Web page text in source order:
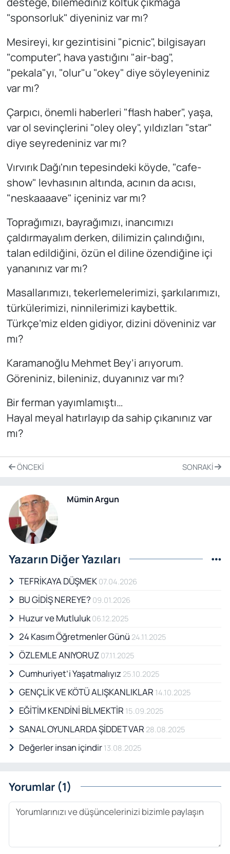
"sponsorluk" diyeniniz var mı?
Mesireyi, kır gezintisini "picnic", bilgisayarı
"computer", hava yastığını "air-bag",
"pekala"yı, "olur"u "okey" diye söyleyeniniz
var mı?
Çarpıcı, önemli haberleri "flash haber", yaşa,
var ol sevinçlerini "oley oley", yıldızları "star"
diye seyredeniniz var mı?
Vırvırık Dağı'nın tepesindeki köyde, "cafe-
show" levhasının altında, acının da acısı,
"neskaaaave" içeniniz var mı?
Toprağımızı, bayrağımızı, inancımızı
çaldırmayalım derken, dilimizin çalındığını,
talan edildiğini, özün el diline özendiğine içi
yananınız var mı?
Masallarımızı, tekerlemelerimizi, şarkılarımızı,
türkülerimizi, ninnilerimizi kaybettik.
Türkçe’miz elden gidiyor, dizini döveniniz var
mı?
Karamanoğlu Mehmet Bey’i arıyorum.
Göreniniz, bileniniz, duyanınız var mı?
Bir ferman yayımlamıştı…
Hayal meyal hatırlayıp da sahip çıkanınız var
mı?
ÖNCEKI SONRAKI
Mümin Argun
Yazarın Diğer Yazıları
TEFRİKAYA DÜŞMEK 07.04.2026
BU GİDİŞ NEREYE? 09.01.2026
Huzur ve Mutluluk 06.12.2025
24 Kasım Öğretmenler Günü 24.11.2025
ÖZLEMLE ANIYORUZ 07.11.2025
Cumhuriyet’i Yaşatmalıyız 25.10.2025
GENÇLİK VE KÖTÜ ALIŞKANLIKLAR 14.10.2025
EĞİTİM KENDİNİ BİLMEKTİR 15.09.2025
SANAL OYUNLARDA ŞİDDET VAR 28.08.2025
Değerler insan içindir 13.08.2025
Yorumlar (1)